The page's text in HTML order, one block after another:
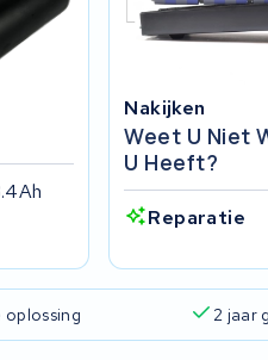
Nakijken
Weet U Niet
U Heeft?
Reparatie
oplossing 2 jaar